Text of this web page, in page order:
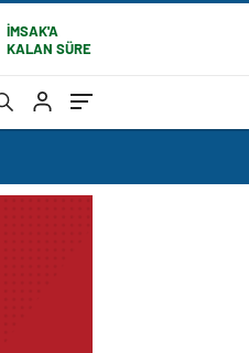
İMSAK'A
KALAN SÜRE